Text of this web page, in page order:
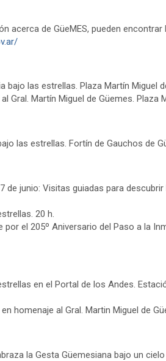
acerca de GüeMES, pueden
bajo las estrellas. Plaza Martín Miguel
Gral. Martín Miguel de Güemes. Plaza
las estrellas. Fortín de Gauchos de
de junio: Visitas guiadas para
20 h.
el 205º Aniversario del Paso a la
en el Portal de los Andes.
homenaje al Gral. Martin Miguel de
la Gesta Güemesiana bajo un